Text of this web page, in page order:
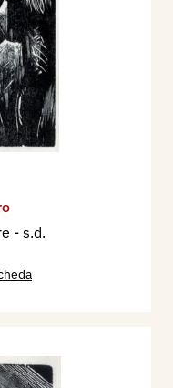
- s.d.